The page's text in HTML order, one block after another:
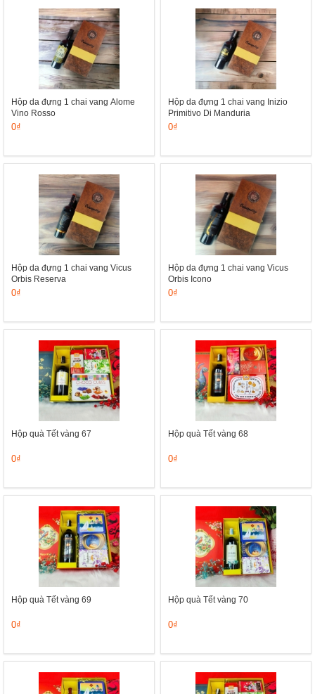
Hộp da đựng 1 chai vang Alome
Vino Rosso
0₫
Hộp da đựng 1 chai vang Inizio
Primitivo Di Manduria
0₫
Hộp da đựng 1 chai vang Vicus
Orbis Reserva
0₫
Hộp da đựng 1 chai vang Vicus
Orbis Icono
0₫
Hộp quà Tết vàng 67
0₫
Hộp quà Tết vàng 68
0₫
Hộp quà Tết vàng 69
0₫
Hộp quà Tết vàng 70
0₫